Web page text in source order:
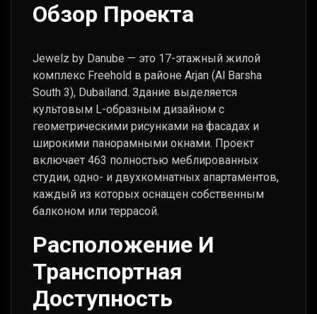
Обзор Проекта
Jewelz by Danube — это 17-этажный жилой
комплекс Freehold в районе Arjan (Al Barsha
South 3), Dubailand. Здание выделяется
культовым L-образным дизайном с
геометрическими рисунками на фасадах и
широкими панорамными окнами. Проект
включает 463 полностью меблированных
студии, одно- и двухкомнатных апартаментов,
каждый из которых оснащен собственным
балконом или террасой.
Расположение И
Транспортная
Доступность